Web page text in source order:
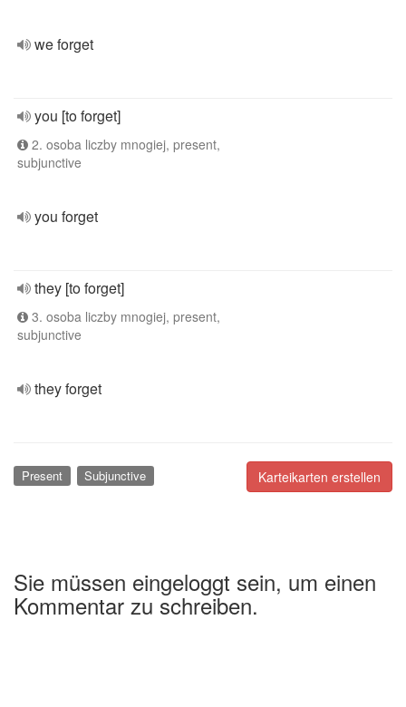
we forget
you [to forget]
2. osoba liczby mnogiej, present,
subjunctive
you forget
they [to forget]
3. osoba liczby mnogiej, present,
subjunctive
they forget
Karteikarten erstellen
Present Subjunctive
Sie müssen eingeloggt sein, um einen
Kommentar zu schreiben.